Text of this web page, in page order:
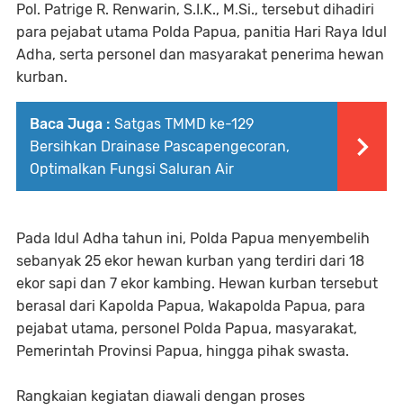
Pol. Patrige R. Renwarin, S.I.K., M.Si., tersebut dihadiri
para pejabat utama Polda Papua, panitia Hari Raya Idul
Adha, serta personel dan masyarakat penerima hewan
kurban.
Baca Juga : Satgas TMMD ke-129
Bersihkan Drainase Pascapengecoran,
Optimalkan Fungsi Saluran Air
Pada Idul Adha tahun ini, Polda Papua menyembelih
sebanyak 25 ekor hewan kurban yang terdiri dari 18
ekor sapi dan 7 ekor kambing. Hewan kurban tersebut
berasal dari Kapolda Papua, Wakapolda Papua, para
pejabat utama, personel Polda Papua, masyarakat,
Pemerintah Provinsi Papua, hingga pihak swasta.
Rangkaian kegiatan diawali dengan proses